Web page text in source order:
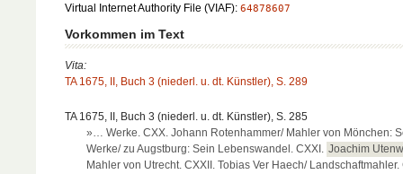
Virtual Internet Authority File (VIAF): 64878607
Vorkommen im Text
Vita:
TA 1675, II, Buch 3 (niederl. u. dt. Künstler), S. 289
TA 1675, II, Buch 3 (niederl. u. dt. Künstler), S. 285
»… Werke. CXX. Johann Rotenhammer/ Mahler von Mönchen:
Werke/ zu Augstburg: Sein Lebenswandel. CXXI. Joachim
Mahler von Utrecht. CXXII. Tobias Ver Haech/ Landschaftmahler.